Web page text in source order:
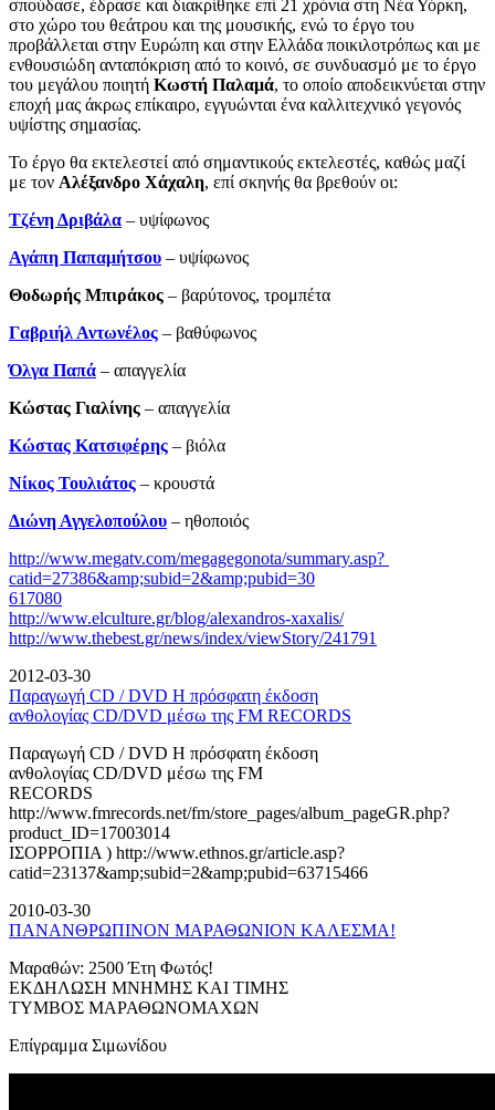
σπούδασε, έδρασε και διακρίθηκε επί 21 χρόνια στη Νέα Υόρκη,
στο χώρο του θεάτρου και της μουσικής, ενώ το έργο του
προβάλλεται στην Ευρώπη και στην Ελλάδα ποικιλοτρόπως και με
ενθουσιώδη ανταπόκριση από το κοινό, σε συνδυασμό με το έργο
του μεγάλου ποιητή Κωστή Παλαμά, το οποίο αποδεικνύεται στην
εποχή μας άκρως επίκαιρο, εγγυώνται ένα καλλιτεχνικό γεγονός
υψίστης σημασίας.
Το έργο θα εκτελεστεί από σημαντικούς εκτελεστές, καθώς μαζί
με τον Αλέξανδρο Χάχαλη, επί σκηνής θα βρεθούν οι:
Τζένη Δριβάλα – υψίφωνος
Αγάπη Παπαμήτσου – υψίφωνος
Θοδωρής Μπιράκος – βαρύτονος, τρομπέτα
Γαβριήλ Αντωνέλος – βαθύφωνος
Όλγα Παπά – απαγγελία
Κώστας Γιαλίνης ­– απαγγελία
Κώστας Κατσιφέρης – βιόλα
Νίκος Τουλιάτος – κρουστά
Διώνη Αγγελοπούλου – ηθοποιός
http://www.megatv.com/megagegonota/summary.asp?
catid=27386&amp;subid=2&amp;pubid=30
617080
http://www.elculture.gr/blog/alexandros-xaxalis/
http://www.thebest.gr/news/index/viewStory/241791
2012-03-30
Παραγωγή CD / DVD Η πρόσφατη έκδοση
ανθολογίας CD/DVD μέσω της FM RECORDS
Παραγωγή CD / DVD Η πρόσφατη έκδοση
ανθολογίας CD/DVD μέσω της FM
RECORDS
http://www.fmrecords.net/fm/store_pages/album_pageGR.php?
product_ID=17003014
ΙΣΟΡΡΟΠΙΑ ) http://www.ethnos.gr/article.asp?
catid=23137&amp;subid=2&amp;pubid=63715466
2010-03-30
ΠΑΝΑΝΘΡΩΠΙΝΟΝ ΜΑΡΑΘΩΝΙΟΝ ΚΑΛΕΣΜΑ!
Μαραθών: 2500 Έτη Φωτός!
ΕΚΔΗΛΩΣΗ ΜΝΗΜΗΣ ΚΑΙ ΤΙΜΗΣ
ΤΥΜΒΟΣ ΜΑΡΑΘΩΝΟΜΑΧΩΝ
Επίγραμμα Σιμωνίδου